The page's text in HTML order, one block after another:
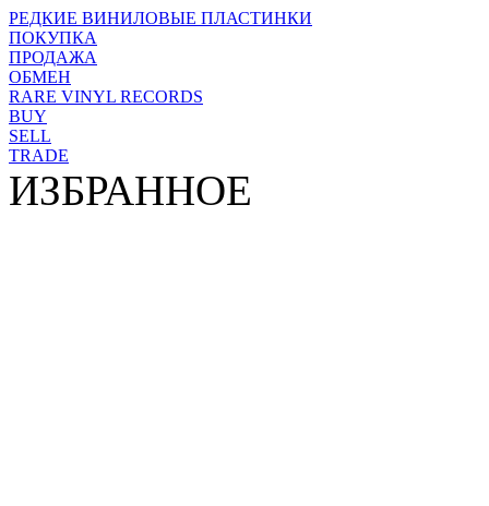
РЕДКИЕ ВИНИЛОВЫЕ ПЛАСТИНКИ
ПОКУПКА
ПРОДАЖА
ОБМЕН
RARE VINYL RECORDS
BUY
SELL
TRADE
ИЗБРАННОЕ